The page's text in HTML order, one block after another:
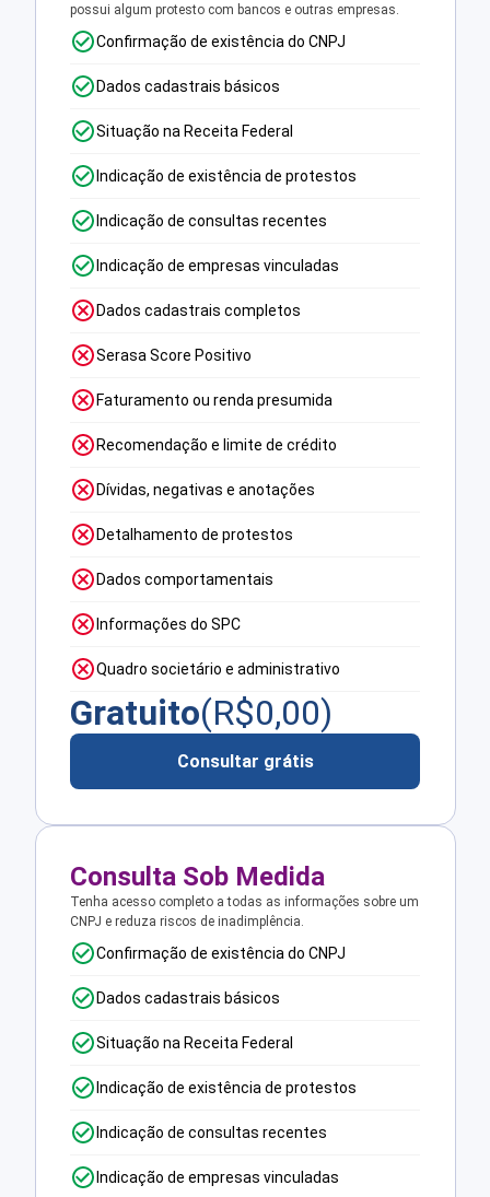
possui algum protesto com bancos e outras empresas.
Confirmação de existência do CNPJ
Dados cadastrais básicos
Situação na Receita Federal
Indicação de existência de protestos
Indicação de consultas recentes
Indicação de empresas vinculadas
Dados cadastrais completos
Serasa Score Positivo
Faturamento ou renda presumida
Recomendação e limite de crédito
Dívidas, negativas e anotações
Detalhamento de protestos
Dados comportamentais
Informações do SPC
Quadro societário e administrativo
Gratuito(R$0,00)
Consultar grátis
Consulta Sob Medida
Tenha acesso completo a todas as informações sobre um
CNPJ e reduza riscos de inadimplência.
Confirmação de existência do CNPJ
Dados cadastrais básicos
Situação na Receita Federal
Indicação de existência de protestos
Indicação de consultas recentes
Indicação de empresas vinculadas